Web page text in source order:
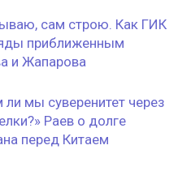
сам строю. Как ГИК
приближенным
и Жапарова
ли мы суверенитет через
Раев о долге
перед Китаем